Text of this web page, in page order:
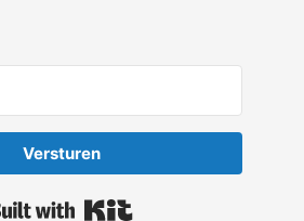
Versturen